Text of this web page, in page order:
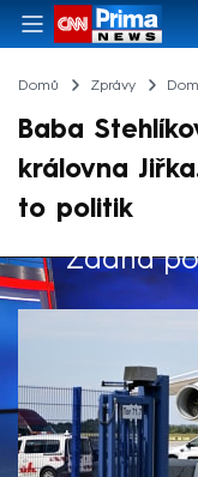
Domů Zprávy
Baba
královna
to politik
Žádná
Výběr redakce